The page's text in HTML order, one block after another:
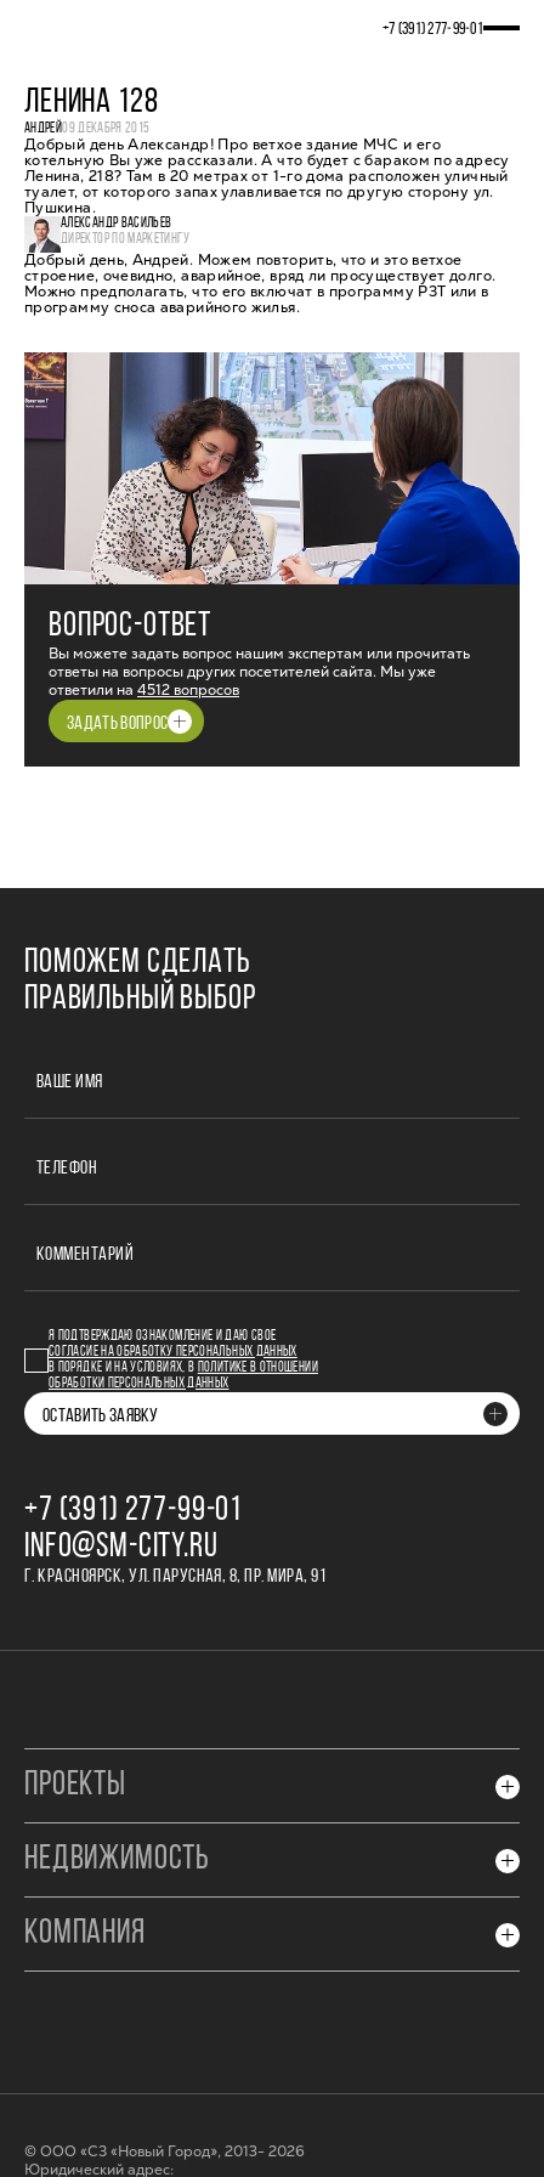
+7 (391) 277‒99‒01
ЛЕНИНА 128
АНДРЕЙ09 ДЕКАБРЯ 2015
Добрый день Александр! Про ветхое здание МЧС и его
котельную Вы уже рассказали. А что будет с бараком по адресу
Ленина, 218? Там в 20 метрах от 1-го дома расположен уличный
туалет, от которого запах улавливается по другую сторону ул.
Пушкина.
АЛЕКСАНДР ВАСИЛЬЕВ
ДИРЕКТОР ПО МАРКЕТИНГУ
Добрый день, Андрей. Можем повторить, что и это ветхое
строение, очевидно, аварийное, вряд ли просуществует долго.
Можно предполагать, что его включат в программу РЗТ или в
программу сноса аварийного жилья.
ВОПРОС-ОТВЕТ
Вы можете задать вопрос нашим экспертам или прочитать
ответы на вопросы других посетителей сайта. Мы уже
ответили на 4512 вопросов
ЗАДАТЬ ВОПРОС
ПОМОЖЕМ СДЕЛАТЬ
ПРАВИЛЬНЫЙ ВЫБОР
ВАШЕ ИМЯ
ТЕЛЕФОН
КОММЕНТАРИЙ
Я ПОДТВЕРЖДАЮ ОЗНАКОМЛЕНИЕ И ДАЮ СВОЕ
СОГЛАСИЕ НА ОБРАБОТКУ ПЕРСОНАЛЬНЫХ ДАННЫХ
В ПОРЯДКЕ И НА УСЛОВИЯХ, В
ПОЛИТИКЕ В ОТНОШЕНИИ
ОБРАБОТКИ ПЕРСОНАЛЬНЫХ ДАННЫХ
ОСТАВИТЬ ЗАЯВКУ
+7 (391) 277‒99‒01
INFO@SM-CITY.RU
Г. КРАСНОЯРСК, УЛ. ПАРУСНАЯ, 8, ПР. МИРА, 91
ПРОЕКТЫ
НЕДВИЖИМОСТЬ
КОМПАНИЯ
© ООО «СЗ «Новый Город», 2013- 2026
Юридический адрес: